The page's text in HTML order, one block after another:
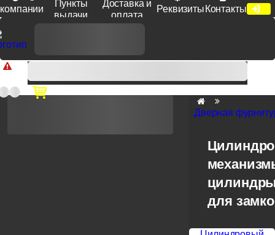
компании
Пункты
выдачи
Доставка и
оплата
Реквизиты Контакты
Доп. скидка от цен на сайте 7% при заказе от 50 тыс. руб
продукции Venezia, Fratelli, Tupai, Extreza, Melodia, Forme при
оплате по счету.
Дверная
для